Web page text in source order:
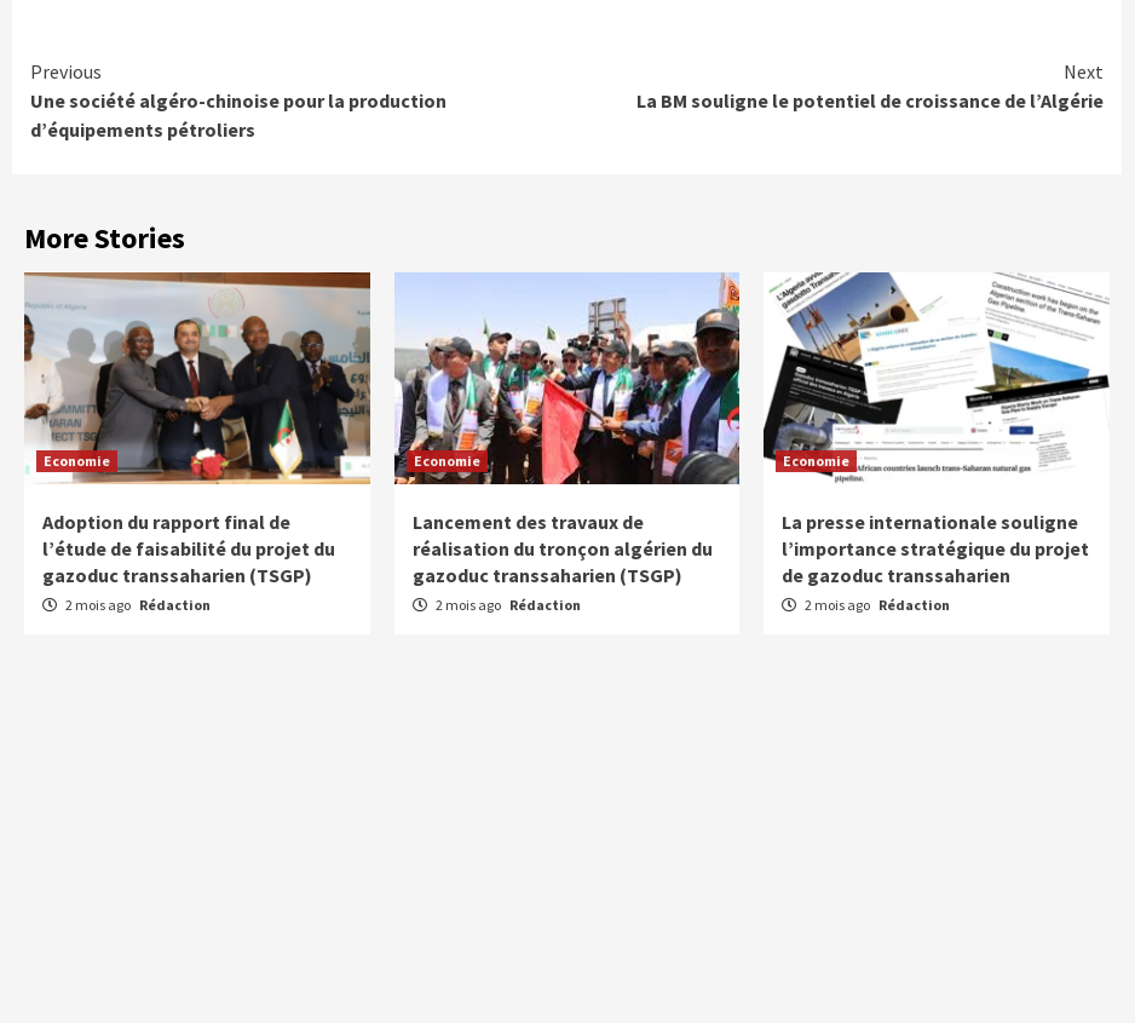
Continue
Reading
Previous
Une société algéro-chinoise pour la production
d’équipements pétroliers
Next
La BM souligne le potentiel de croissance de l’Algérie
More Stories
Economie
Adoption du rapport final de
l’étude de faisabilité du projet du
gazoduc transsaharien (TSGP)
2 mois ago Rédaction
Economie
Lancement des travaux de
réalisation du tronçon algérien du
gazoduc transsaharien (TSGP)
2 mois ago Rédaction
Economie
La presse internationale souligne
l’importance stratégique du projet
de gazoduc transsaharien
2 mois ago Rédaction